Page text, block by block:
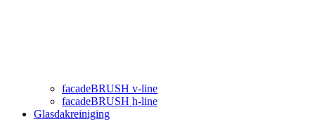
facadeBRUSH v-line
facadeBRUSH h-line
Glasdakreiniging